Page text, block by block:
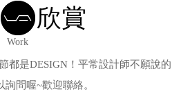
欣賞
Work
都是DESIGN！平常設計師不願說的
問喔~歡迎聯絡。